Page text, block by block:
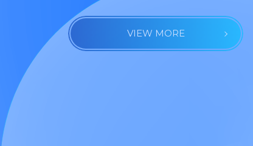
VIEW MORE